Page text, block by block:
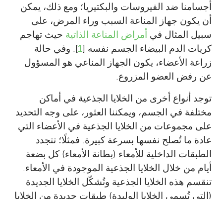
أجسامنا ضد الفيروسات والبكتيريا؛ ومع ذلك، يمكن
أن يكون جهاز المناعة السبب وراء المرض، على
سبيل المثال في أمراض المناعة الذاتية حيث تهاجم
كريات الدم البيضاء الجسم نفسه [1]. وفي حالة
زراعة الأعضاء، يكون الجهاز المناعي هو المسؤول
عن رفض العضو المزروع.
توجد أنواع أخرى من الخلايا الجذعية في أماكن
مختلفة في الجسم، ويمكننا العثور، على وجه التحديد
على مجموعات من الخلايا الجذعية في الأعضاء التي
عادة ما تُصلح نفسها بسرعة كبيرة. فمثلًا؛ تتجدد
الطبقات الداخلية للأمعاء (بطانة الأمعاء) كل بضعة
أيام من خلال الخلايا الجذعية الموجودة في الأمعاء.
تنقسم هذه الخلايا الجذعية وتُشكّل الخلايا الجديدة
(التي تُسمى الخلايا الوليدة) طبقات جديدة من الخلايا